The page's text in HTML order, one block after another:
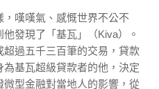
嘆嘆氣、感慨世界不公不
發現了「基瓦」（Kiva）。
過五千三百筆的交易，貸款
基瓦超級貸款者的他，決定
型金融對當地人的影響，從